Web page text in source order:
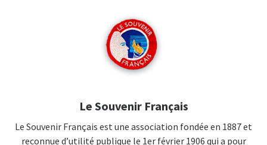
Le Souvenir Français
Le Souvenir Français est une association fondée en 1887 et
reconnue d’utilité publique le 1er février 1906 qui a pour